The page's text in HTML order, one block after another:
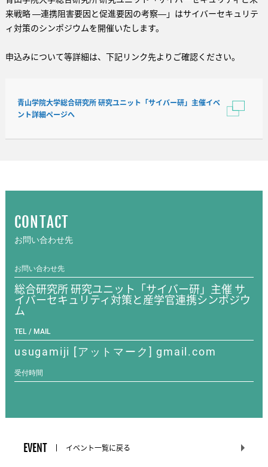
来戦略 ―連携阻害要因と促進要因の考察―」はサイバーセキュリテ
ィ対策のシンポジウムを開催いたします。
申込みについて等詳細は、下記リンク先よりご確認ください。
青山学院大学総合研究所 研究ユニット「サイバー研」主催イベ
ント詳細ページへ
CONTACT
お問い合わせ先
お問い合わせ先
総合研究所 研究ユニット「サイバー研」主催 サ
イバーセキュリティ対策と産学官連携シンポジウ
ム
TEL / MAIL
usugamiji [アットマーク] gmail.com
受付時間
EVENT イベント一覧に戻る